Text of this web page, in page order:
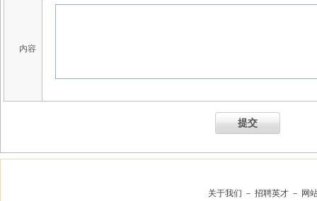
内容
提交
关于我们 － 招聘英才 － 网